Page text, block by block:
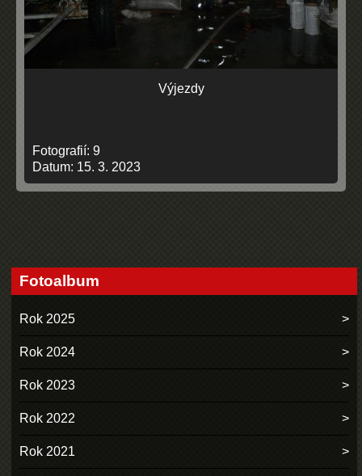
Výjezdy
Fotografií: 9
Datum: 15. 3. 2023
Fotoalbum
Rok 2025
Rok 2024
Rok 2023
Rok 2022
Rok 2021